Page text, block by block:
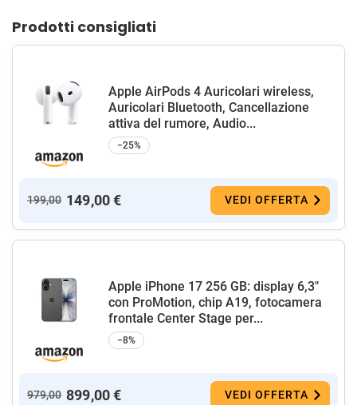
Prodotti consigliati
Apple AirPods 4 Auricolari wireless,
Auricolari Bluetooth, Cancellazione
attiva del rumore, Audio...
−25%
199,00 149,00 € VEDI OFFERTA
Apple iPhone 17 256 GB: display 6,3"
con ProMotion, chip A19, fotocamera
frontale Center Stage per...
−8%
979,00 899,00 € VEDI OFFERTA